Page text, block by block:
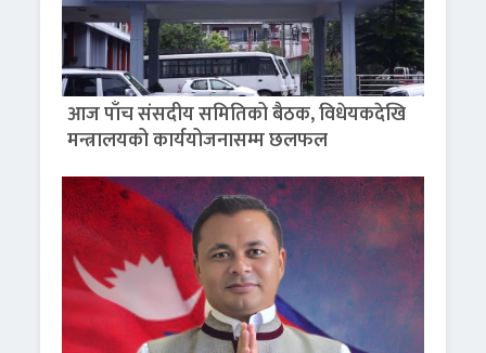
आज पाँच संसदीय समितिको बैठक, विधेयकदेखि
मन्त्रालयको कार्ययोजनासम्म छलफल